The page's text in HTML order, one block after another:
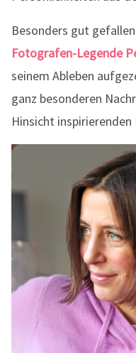
Besonders gut
Fotografen-Legende
seinem Ableben
ganz besonderen
Hinsicht inspirierenden